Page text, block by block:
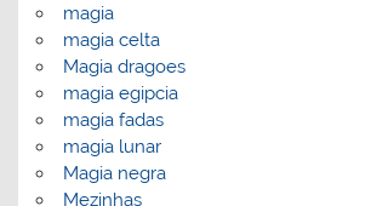
magia
magia celta
Magia dragoes
magia egipcia
magia fadas
magia lunar
Magia negra
Mezinhas